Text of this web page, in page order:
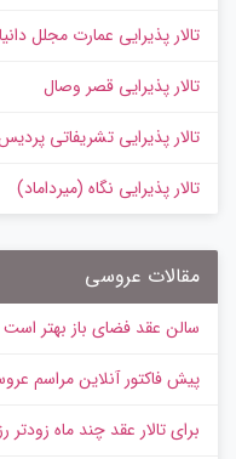
تالار پذیرایی عمارت مجلل
تالار پذیرایی قصر وصال
تالار پذیرایی تشریفاتی
تالار پذیرایی نگاه (میرداماد)
مقالات عروسی
سالن عقد فضای باز بهتر
پیش‌ فاکتور آنلاین مراسم
برای تالار عقد چند ماه زودتر